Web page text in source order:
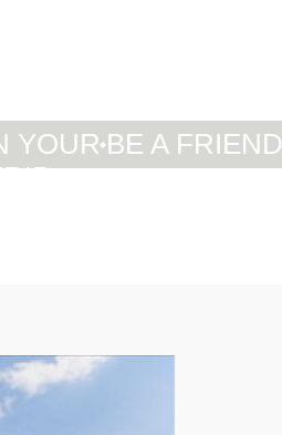
YOUR BE A FRIEND